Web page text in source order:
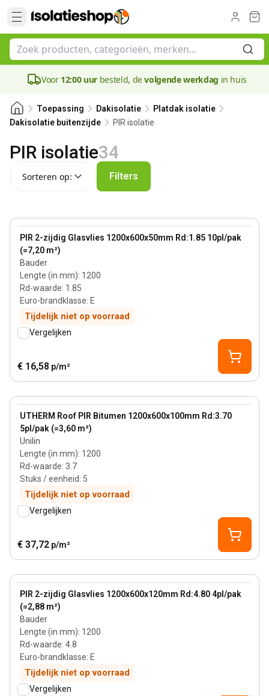
Voor 12:00 uur besteld, devolgende werkdag in huis
Toepassing Dakisolatie
Platdak isolatie
Dakisolatie buitenzijde
PIR isolatie
PIR isolatie34
Sorteren op: Filters
PIR 2-zijdig Glasvlies 1200x600x50mm Rd:1.85 10pl/pak
(=7,20 m²)
Bauder
Lengte (in mm): 1200
Rd-waarde: 1.85
Euro-brandklasse: E
Tijdelijk niet op voorraad
View product
Vergelijken
€ 16,58 p/m²
UTHERM Roof PIR Bitumen 1200x600x100mm Rd:3.70
5pl/pak (=3,60 m²)
Unilin
Lengte (in mm): 1200
Rd-waarde: 3.7
Stuks / eenheid: 5
Tijdelijk niet op voorraad
View product
Vergelijken
€ 37,72 p/m²
PIR 2-zijdig Glasvlies 1200x600x120mm Rd:4.80 4pl/pak
(=2,88 m²)
Bauder
Lengte (in mm): 1200
Rd-waarde: 4.8
Euro-brandklasse: E
Tijdelijk niet op voorraad
View product
Vergelijken